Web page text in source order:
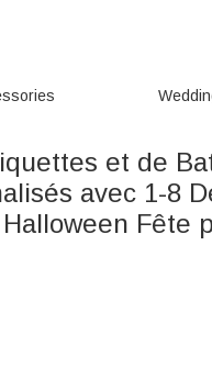
et de
avec 1-8
Fête